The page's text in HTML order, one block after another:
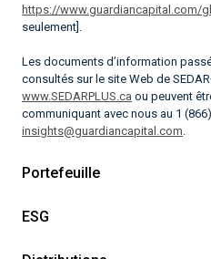
https://www.guardiancapital.com/
seulement].
Les documents d’information
consultés sur le site Web de
www.SEDARPLUS.ca ou peuvent
communiquant avec nous au 1
insights@guardiancapital.com
Portefeuille
ESG